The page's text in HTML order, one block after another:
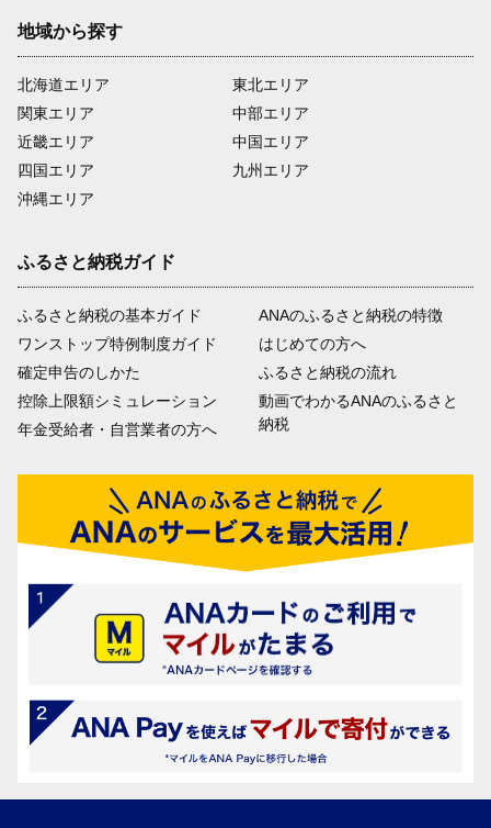
地域から探す
北海道エリア
関東エリア
近畿エリア
四国エリア
沖縄エリア
東北エリア
中部エリア
中国エリア
九州エリア
ふるさと納税ガイド
ふるさと納税の基本ガイド
ワンストップ特例制度ガイド
確定申告のしかた
控除上限額シミュレーション
年金受給者・自営業者の方へ
ANAのふるさと納税の特徴
はじめての方へ
ふるさと納税の流れ
動画でわかるANAのふるさと
納税